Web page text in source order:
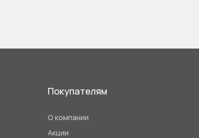
О компании
Акции
Покупателям